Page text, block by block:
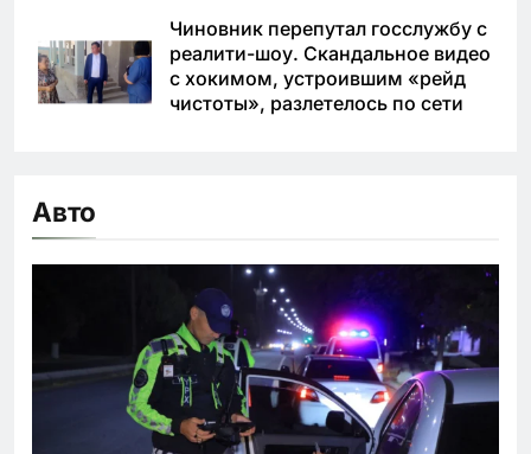
Чиновник перепутал госслужбу с
реалити-шоу. Скандальное видео
с хокимом, устроившим «рейд
чистоты», разлетелось по сети
Авто